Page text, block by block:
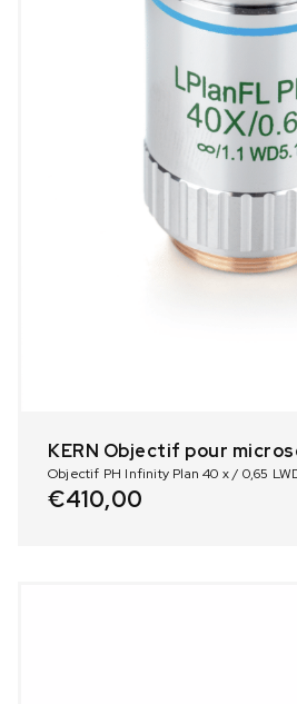
KERN Objectif pour
Objectif PH Infinity Plan 40 x / 0,65
€410,00